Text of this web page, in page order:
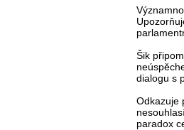
Šik
dialogu s
Odkazuje
paradox